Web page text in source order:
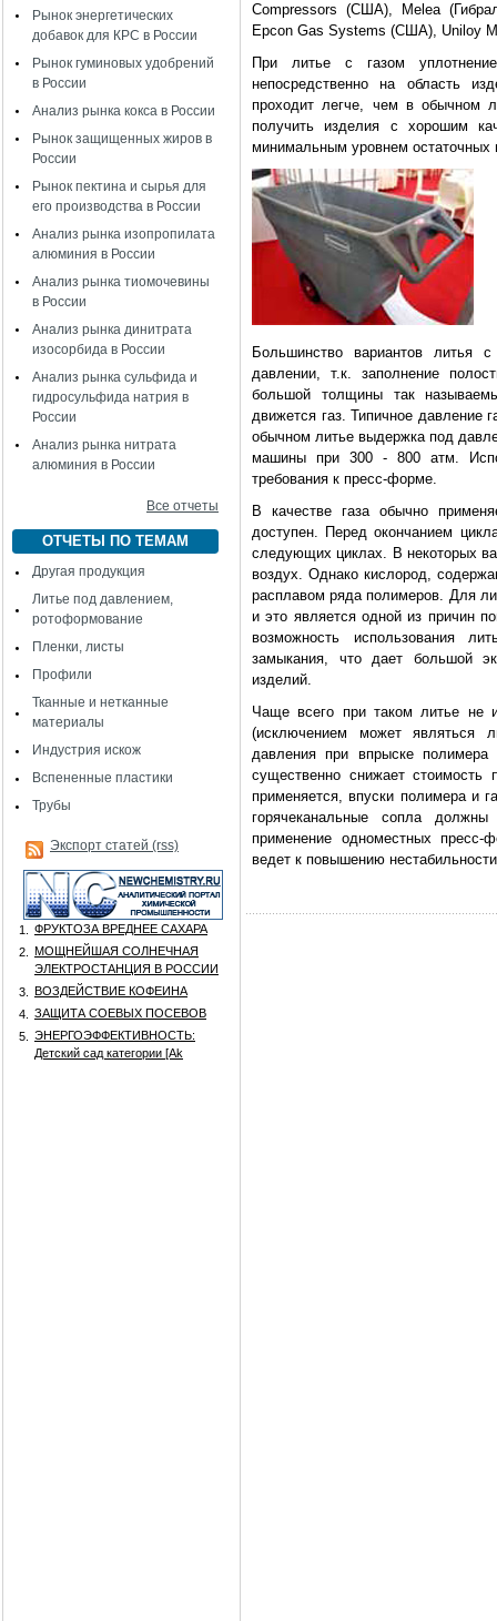
Рынок энергетических
добавок для КРС в России
Рынок гуминовых удобрений
в России
Анализ рынка кокса в России
Рынок защищенных жиров в
России
Рынок пектина и сырья для
его производства в России
Анализ рынка изопропилата
алюминия в России
Анализ рынка тиомочевины
в России
Анализ рынка динитрата
изосорбида в России
Анализ рынка сульфида и
гидросульфида натрия в
России
Анализ рынка нитрата
алюминия в России
Все отчеты
ОТЧЕТЫ ПО ТЕМАМ
Другая продукция
Литье под давлением,
ротоформование
Пленки, листы
Профили
Тканные и нетканные
материалы
Индустрия искож
Вспененные пластики
Трубы
Экспорт статей (rss)
1.
ФРУКТОЗА ВРЕДНЕЕ САХАРА
2.
МОЩНЕЙШАЯ СОЛНЕЧНАЯ
ЭЛЕКТРОСТАНЦИЯ В РОССИИ
3.
ВОЗДЕЙСТВИЕ КОФЕИНА
4.
ЗАЩИТА СОЕВЫХ ПОСЕВОВ
5.
ЭНЕРГОЭФФЕКТИВНОСТЬ:
Детский сад категории [Аk
Compressors (США), Melea
Epcon Gas Systems (США), Uniloy
При литье с газом
непосредственно на область
проходит легче, чем в обычном
получить изделия с хорошим
минимальным уровнем остаточных
Большинство вариантов литья
давлении, т.к. заполнение
большой толщины так
движется газ. Типичное давление
обычном литье выдержка под
машины при 300 - 800 атм.
требования к пресс-форме.
В качестве газа обычно
доступен. Перед окончанием
следующих циклах. В некоторых
воздух. Однако кислород,
расплавом ряда полимеров. Для
и это является одной из причин
возможность использования
замыкания, что дает большой
изделий.
Чаще всего при таком литье не
(исключением может являться
давления при впрыске
существенно снижает стоимость
применяется, впуски полимера и
горячеканальные сопла
применение одноместных пресс-
ведет к повышению